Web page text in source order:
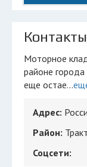
Контакты
Моторное кладбище расположено в Дзержинском
районе
еще остае...
Адрес:
Район:
Соцсети: